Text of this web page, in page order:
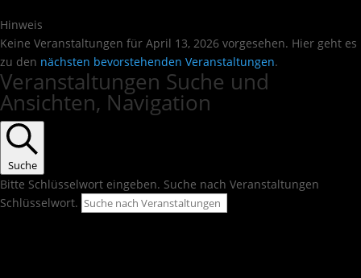
Hinweis
Keine Veranstaltungen für April 13, 2026 vorgesehen. Hier geht es
zu den nächsten bevorstehenden Veranstaltungen.
Veranstaltungen Suche und
Ansichten, Navigation
Suche
Bitte Schlüsselwort eingeben. Suche nach Veranstaltungen
Schlüsselwort.